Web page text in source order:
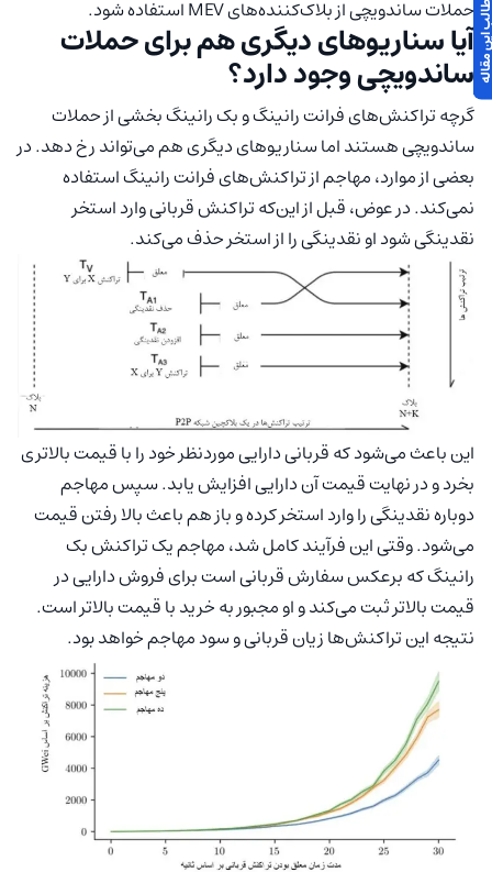
حملات ساندویچی از بلاک‌کننده‌های MEV استفاده شود.
آیا سناریوهای دیگری هم برای حملات
ساندویچی وجود دارد؟
گرچه تراکنش‌های فرانت رانینگ و بک رانینگ بخشی از حملات
ساندویچی هستند اما سناریوهای دیگری هم می‌تواند رخ دهد. در
بعضی از موارد، مهاجم از تراکنش‌های فرانت رانینگ استفاده
نمی‌کند. در عوض، قبل از این‌که تراکنش قربانی وارد استخر
نقدینگی شود او نقدینگی را از استخر حذف می‌کند.
این باعث می‌شود که قربانی دارایی موردنظر خود را با قیمت بالاتری
بخرد و در نهایت قیمت آن دارایی افزایش یابد. سپس مهاجم
دوباره نقدینگی را وارد استخر کرده و باز هم باعث بالا رفتن قیمت
می‌شود. وقتی این فرآیند کامل شد، مهاجم یک تراکنش بک
رانینگ که برعکس سفارش قربانی است برای فروش دارایی در
قیمت بالاتر ثبت می‌کند و او مجبور به خرید با قیمت بالاتر است.
نتیجه این تراکنش‌ها زیان قربانی و سود مهاجم خواهد بود.